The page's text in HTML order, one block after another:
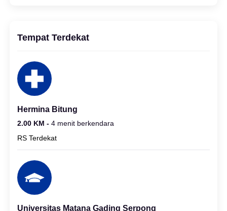
Tempat Terdekat
Hermina Bitung
2.00 KM - 4 menit berkendara
RS Terdekat
Universitas Matana Gading Serpong